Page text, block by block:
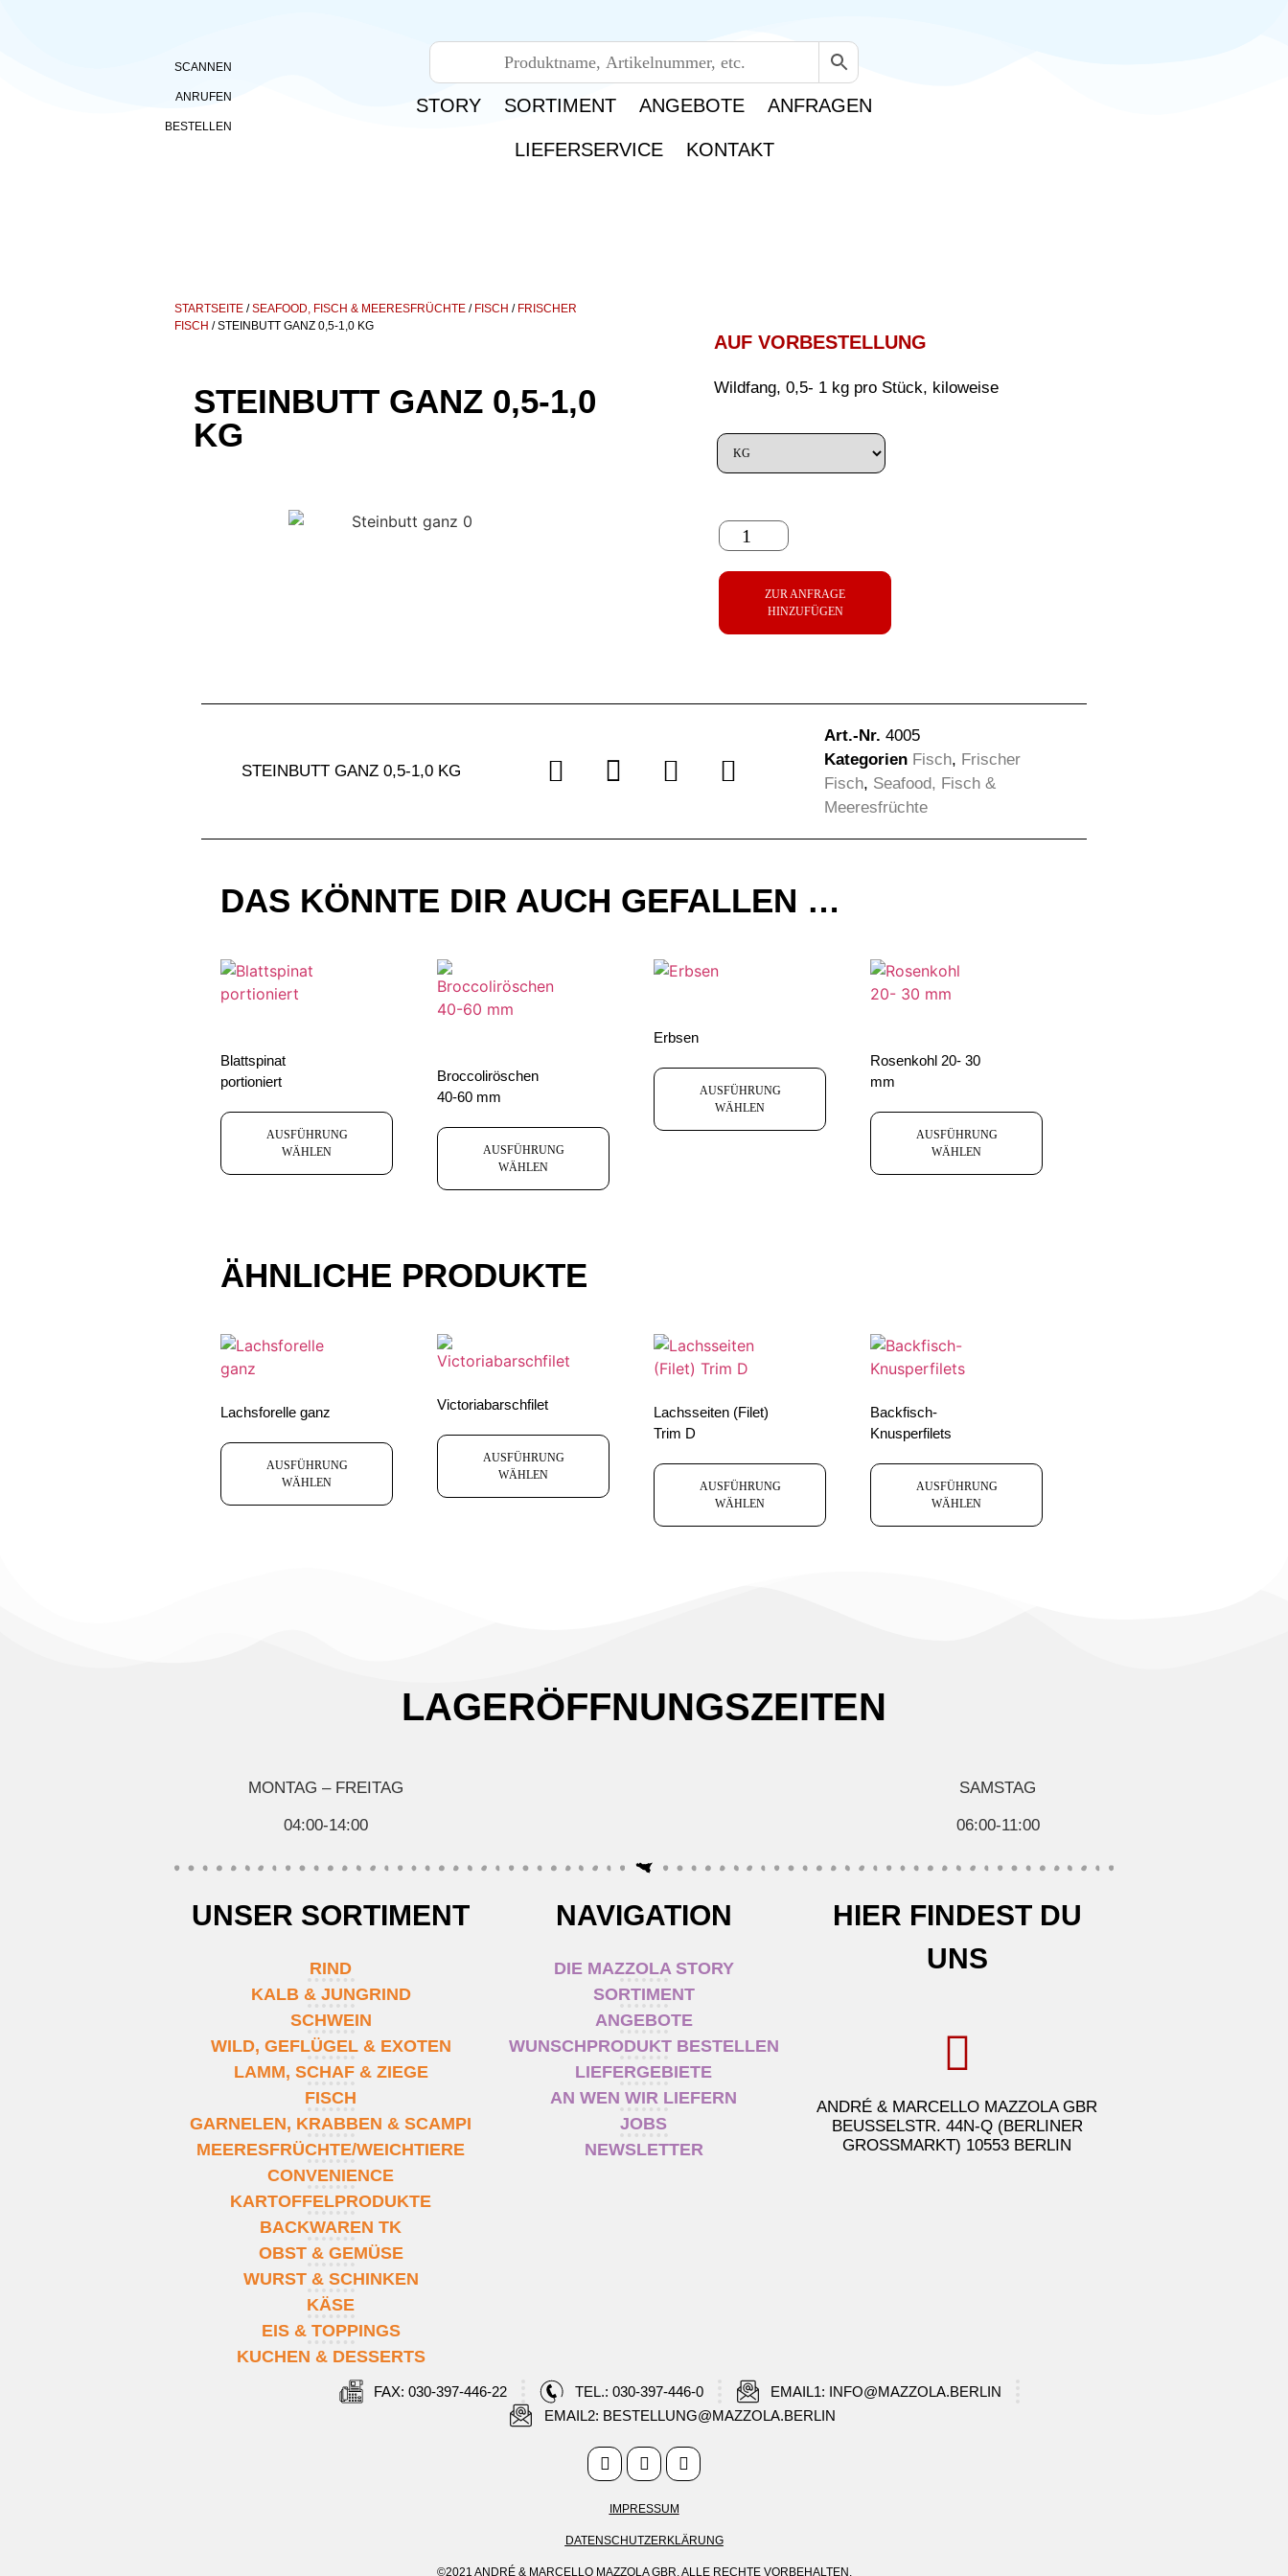
SCANNEN
ANRUFEN
BESTELLEN
STORY SORTIMENT ANGEBOTE ANFRAGEN
LIEFERSERVICE KONTAKT
STARTSEITE /SEAFOOD, FISCH & MEERESFRÜCHTE / FISCH / FRISCHER
FISCH / STEINBUTT GANZ 0,5-1,0 KG
STEINBUTT GANZ 0,5-1,0
KG
AUF VORBESTELLUNG
Wildfang, 0,5- 1 kg pro Stück, kiloweise
ZUR ANFRAGE
HINZUFÜGEN
STEINBUTT GANZ 0,5-1,0 KG
Art.-Nr. 4005
Kategorien Fisch, Frischer
Fisch, Seafood, Fisch &
Meeresfrüchte
DAS KÖNNTE DIR AUCH GEFALLEN …
Blattspinat
portioniert
AUSFÜHRUNG
WÄHLEN
Broccoliröschen
40-60 mm
AUSFÜHRUNG
WÄHLEN
Erbsen
AUSFÜHRUNG
WÄHLEN
Rosenkohl 20- 30
mm
AUSFÜHRUNG
WÄHLEN
ÄHNLICHE PRODUKTE
Lachsforelle ganz
AUSFÜHRUNG
WÄHLEN
Victoriabarschfilet
AUSFÜHRUNG
WÄHLEN
Lachsseiten (Filet)
Trim D
AUSFÜHRUNG
WÄHLEN
Backfisch-
Knusperfilets
AUSFÜHRUNG
WÄHLEN
LAGERÖFFNUNGSZEITEN
MONTAG – FREITAG
04:00-14:00
SAMSTAG
06:00-11:00
UNSER SORTIMENT
RIND
KALB & JUNGRIND
SCHWEIN
WILD, GEFLÜGEL & EXOTEN
LAMM, SCHAF & ZIEGE
FISCH
GARNELEN, KRABBEN & SCAMPI
MEERESFRÜCHTE/WEICHTIERE
CONVENIENCE
KARTOFFELPRODUKTE
BACKWAREN TK
OBST & GEMÜSE
WURST & SCHINKEN
KÄSE
EIS & TOPPINGS
KUCHEN & DESSERTS
NAVIGATION
DIE MAZZOLA STORY
SORTIMENT
ANGEBOTE
WUNSCHPRODUKT BESTELLEN
LIEFERGEBIETE
AN WEN WIR LIEFERN
JOBS
NEWSLETTER
HIER FINDEST DU
UNS
ANDRÉ & MARCELLO MAZZOLA GBR
BEUSSELSTR. 44N-Q (BERLINER
GROSSMARKT) 10553 BERLIN
FAX: 030-397-446-22 TEL.: 030-397-446-0
EMAIL1: INFO@MAZZOLA.BERLIN
EMAIL2: BESTELLUNG@MAZZOLA.BERLIN
IMPRESSUM
DATENSCHUTZERKLÄRUNG
©2021 ANDRÉ & MARCELLO MAZZOLA GBR. ALLE RECHTE VORBEHALTEN.